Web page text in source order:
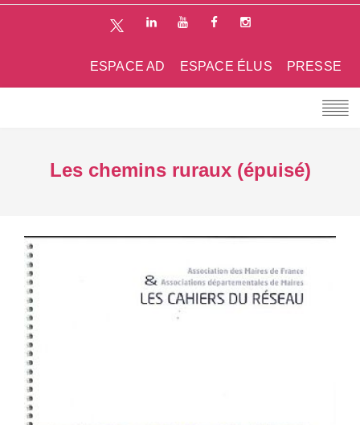
PRESSE
ESPACE ÉLUS
ESPACE AD
Les chemins ruraux (épuisé)